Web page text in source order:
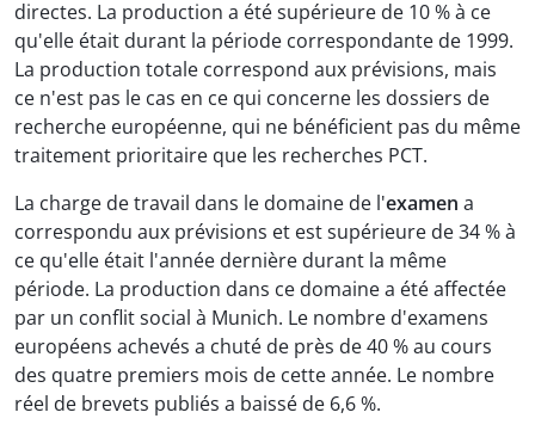
directes. La production a été supérieure de 10 % à ce
qu'elle était durant la période correspondante de 1999.
La production totale correspond aux prévisions, mais
ce n'est pas le cas en ce qui concerne les dossiers de
recherche européenne, qui ne bénéficient pas du même
traitement prioritaire que les recherches PCT.
La charge de travail dans le domaine de l'examen a
correspondu aux prévisions et est supérieure de 34 % à
ce qu'elle était l'année dernière durant la même
période. La production dans ce domaine a été affectée
par un conflit social à Munich. Le nombre d'examens
européens achevés a chuté de près de 40 % au cours
des quatre premiers mois de cette année. Le nombre
réel de brevets publiés a baissé de 6,6 %.